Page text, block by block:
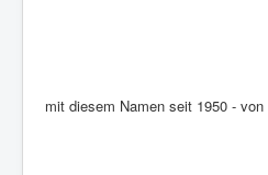
mit diesem Namen seit 1950 -